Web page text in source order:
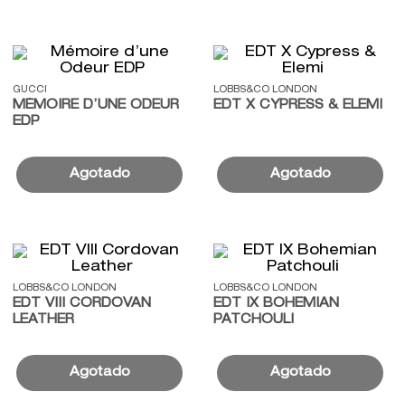
GUCCI
MÉMOIRE D’UNE ODEUR
EDP
LOBBS&CO LONDON
EDT X CYPRESS & ELEMI
LOBBS&CO LONDON
EDT VIII CORDOVAN
LEATHER
LOBBS&CO LONDON
EDT IX BOHEMIAN
PATCHOULI